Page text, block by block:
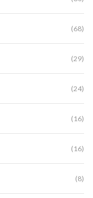
(68)
(29)
(24)
(16)
(16)
(8)